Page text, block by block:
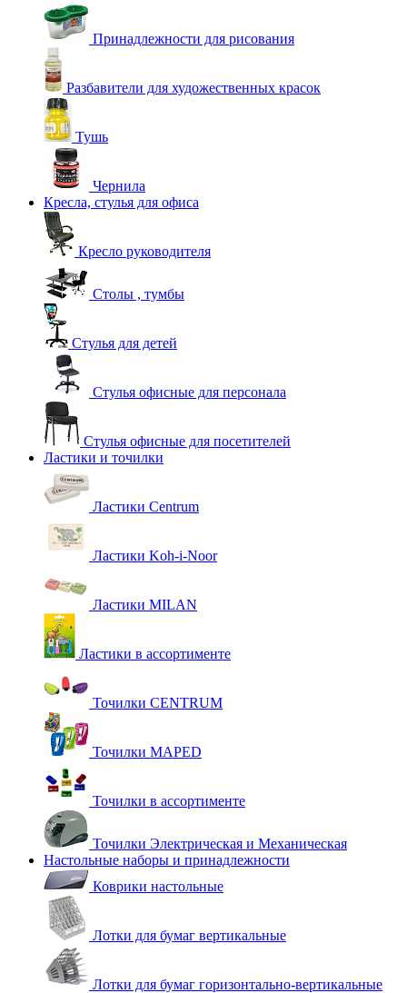
Принадлежности для рисования
Разбавители для художественных красок
Тушь
Чернила
Кресла, стулья для офиса
Кресло руководителя
Столы , тумбы
Стулья для детей
Стулья офисные для персонала
Стулья офисные для посетителей
Ластики и точилки
Ластики Centrum
Ластики Koh-i-Noor
Ластики MILAN
Ластики в ассортименте
Точилки CENTRUM
Точилки MAPED
Точилки в ассортименте
Точилки Электрическая и Механическая
Настольные наборы и принадлежности
Коврики настольные
Лотки для бумаг вертикальные
Лотки для бумаг горизонтально-вертикальные